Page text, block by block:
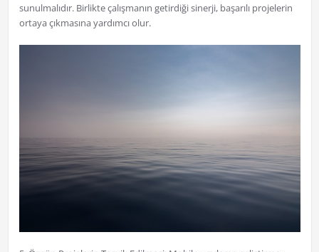
sunulmalıdır. Birlikte çalışmanın getirdiği sinerji, başarılı projelerin
ortaya çıkmasına yardımcı olur.